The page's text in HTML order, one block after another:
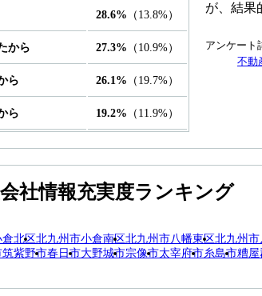
28.6% （13.8%）
から 27.3% （10.9%）
ら 26.1% （19.7%）
ら 19.2% （11.9%）
が、結果
アンケート
不動
社情報充実度ランキング
北区北九州市小倉南区北九州市八幡東区北九州市
筑紫野市春日市大野城市宗像市太宰府市糸島市糟屋